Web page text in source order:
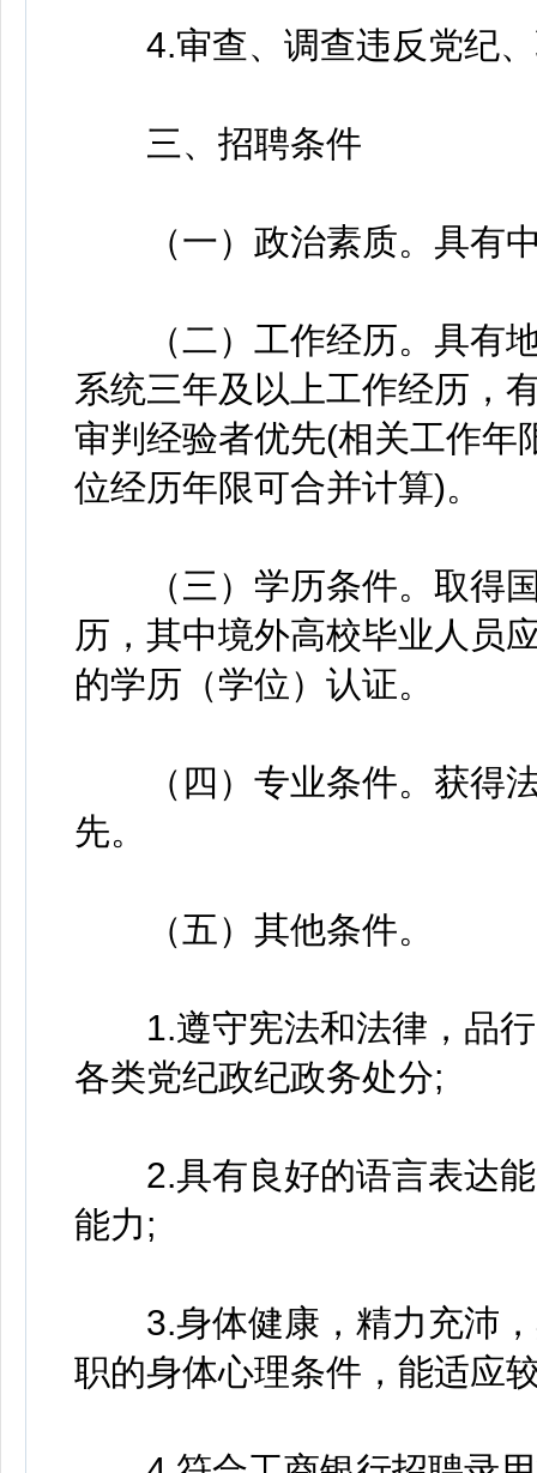
4.审查、调查违反党纪、
三、招聘条件
（一）政治素质。具有中
（二）工作经历。具有地
系统三年及以上工作经历，
审判经验者优先(相关工作
位经历年限可合并计算)。
（三）学历条件。取得国
历，其中境外高校毕业人员
的学历（学位）认证。
（四）专业条件。获得法
先。
（五）其他条件。
1.遵守宪法和法律，品行
各类党纪政纪政务处分;
2.具有良好的语言表达能
能力;
3.身体健康，精力充沛，
职的身体心理条件，能适应